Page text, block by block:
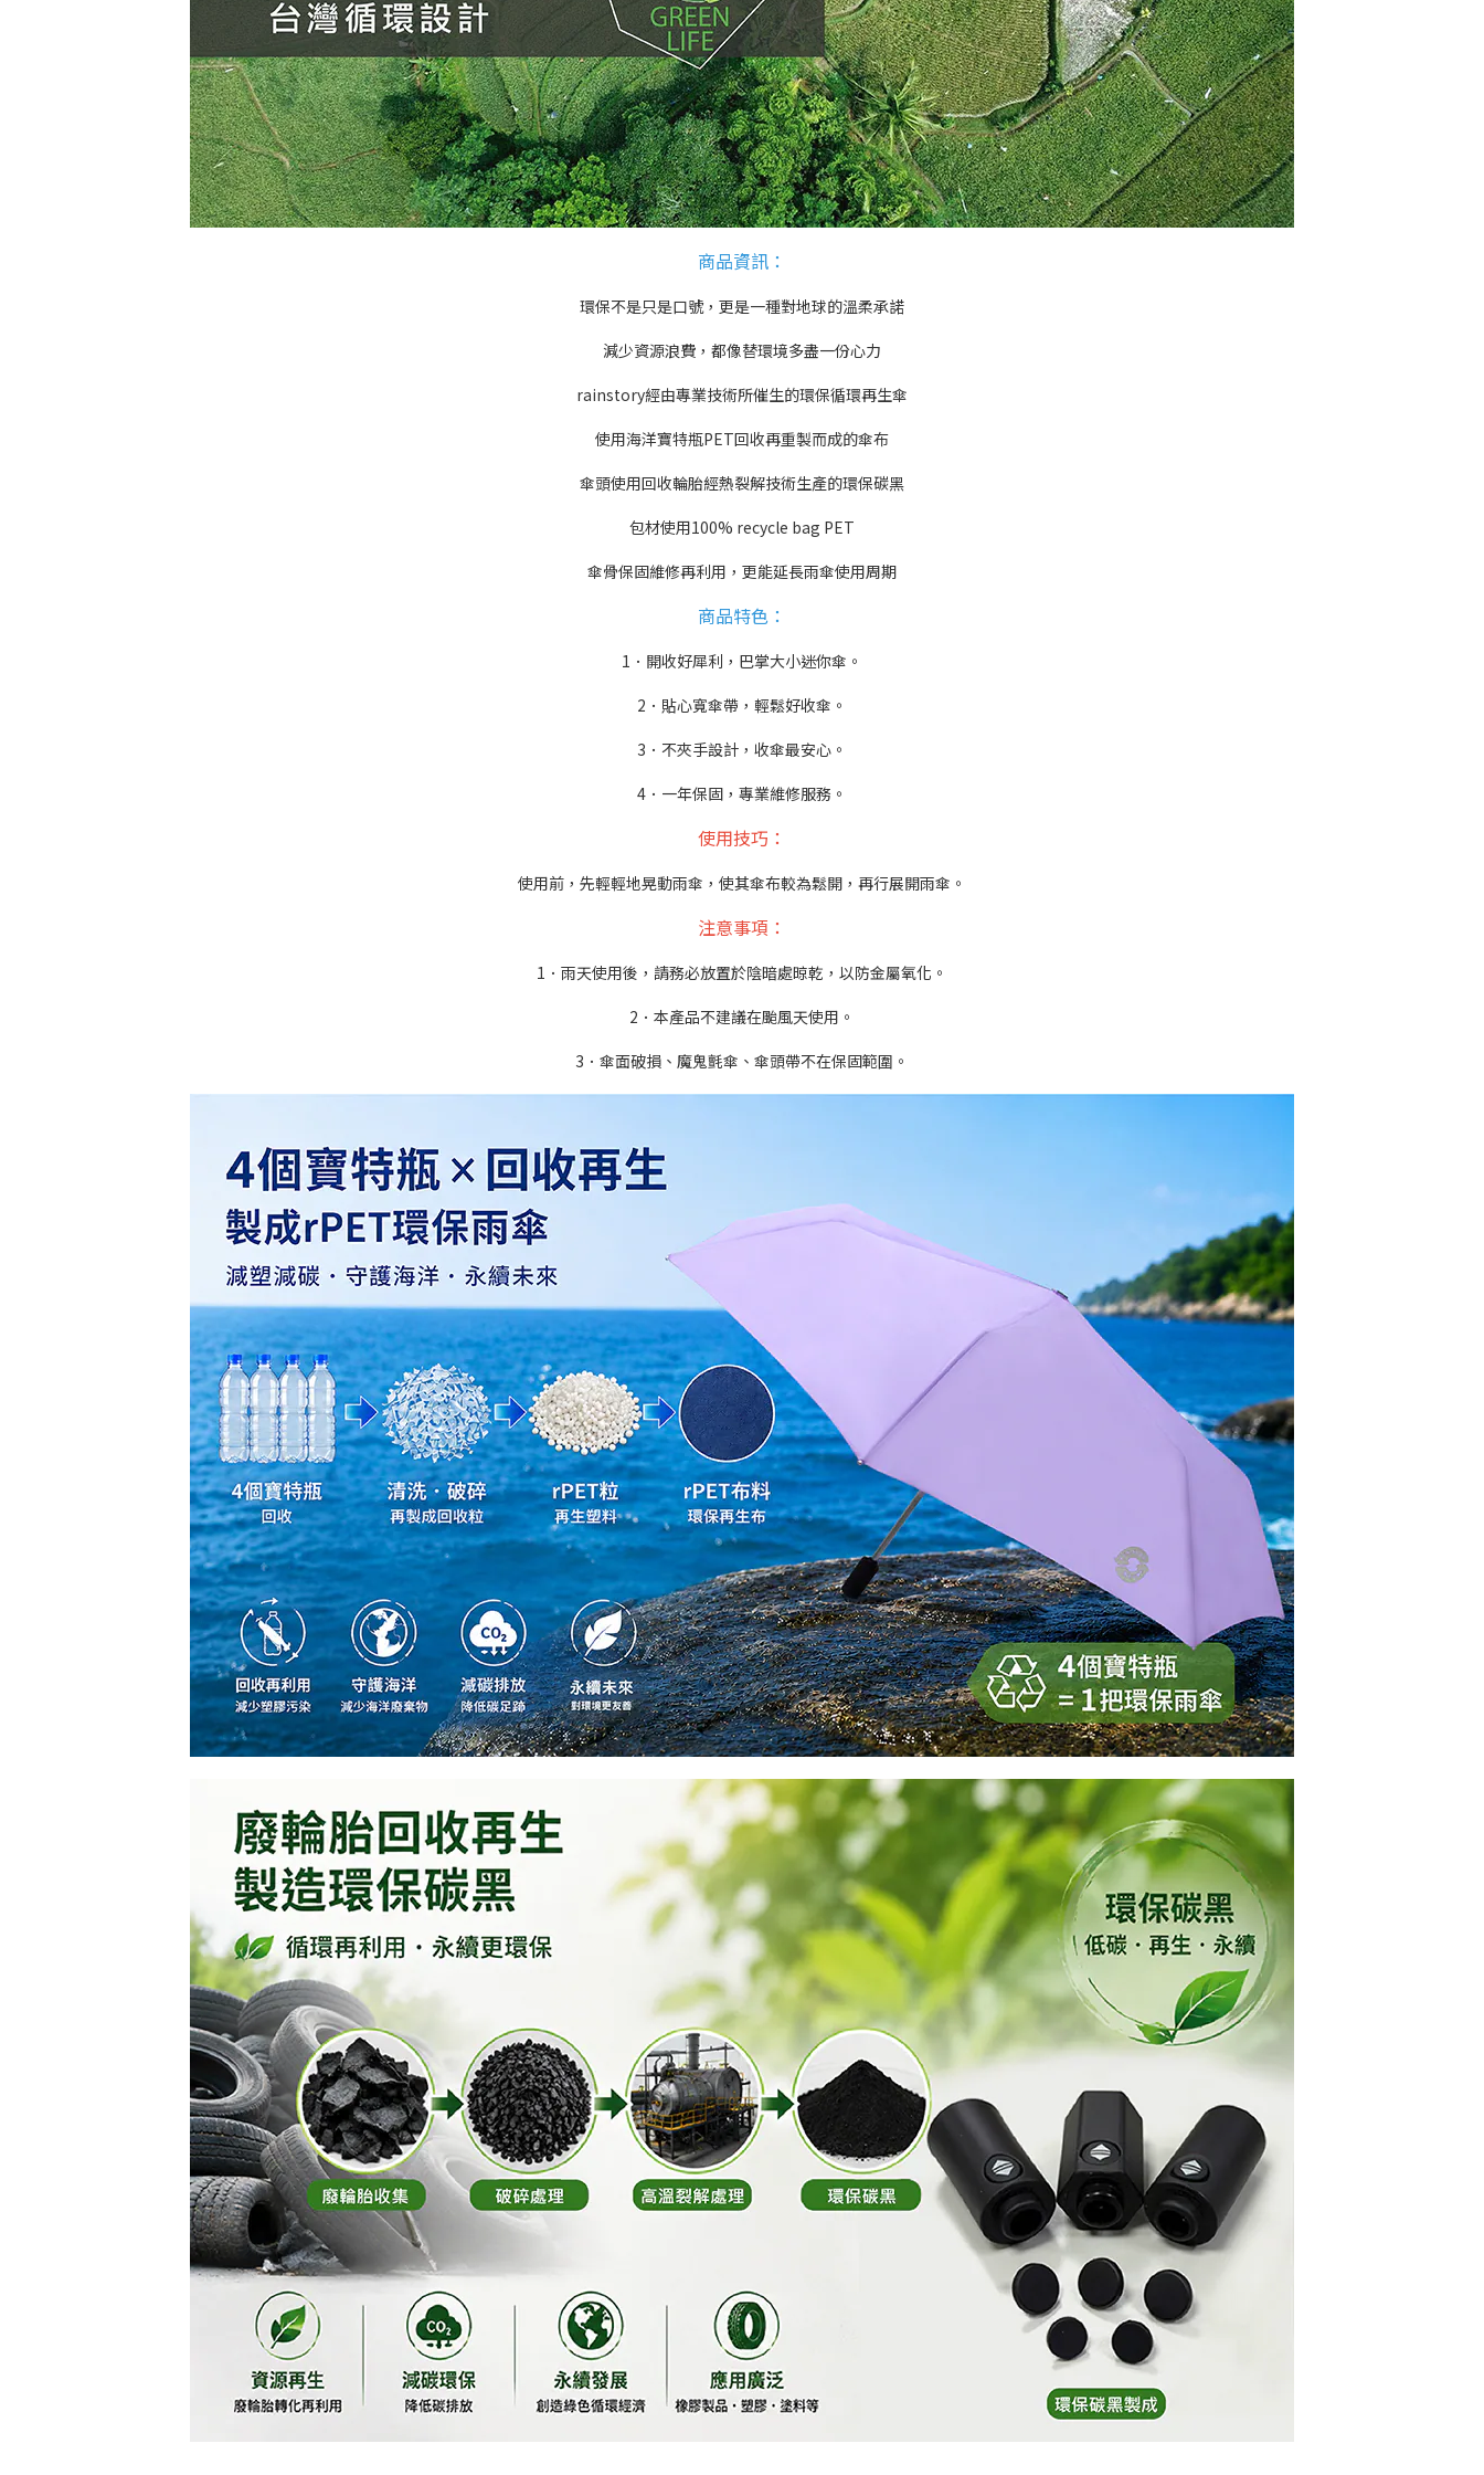
商品資訊 ：
環保不是只是口號，更是一種對地球的溫柔承諾
減少資源浪費，都像替環境多盡一份心力
rainstory經由專業技術所催生的環保循環再生傘
使用海洋寶特瓶PET回收再重製而成的傘布
傘頭使用回收輪胎經熱裂解技術生產的環保碳黑
包材使用100% recycle bag PET
傘骨保固維修再利用，更能延長雨傘使用周期
商品特色：
1． 開收好犀利，巴掌大小迷你傘 。
2． 貼心寬傘帶，輕鬆好收傘 。
3． 不夾手設計，收傘最安心 。
4． 一年保固 ， 專業維修服務 。
使用技巧：
使用前，先輕輕地晃動雨傘，使其傘布較為鬆開，再行展開雨傘。
注意事項：
1．雨天使用後，請務必放置於陰暗處晾乾，以防金屬氧化。
2．本產品不建議在颱風天使用。
3．傘面破損、魔鬼氈傘、傘頭帶不在保固範圍。